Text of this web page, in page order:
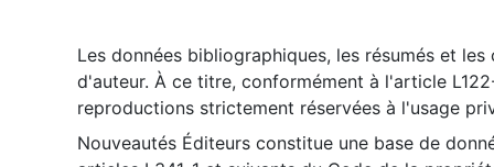
Les données bibliographiques, les résumés et
d'auteur. À ce titre, conformément à l'article
reproductions strictement réservées à l'usage
Nouveautés Éditeurs constitue une base de